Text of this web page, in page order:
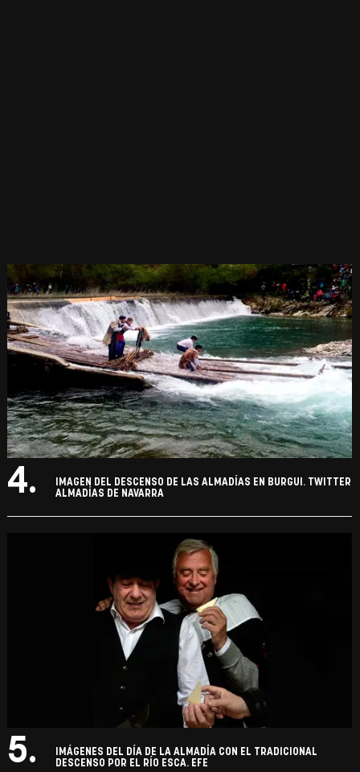
4.
IMAGEN DEL DESCENSO DE LAS ALMADÍAS EN BURGUI. TWITTER
ALMADÍAS DE NAVARRA
5.
IMÁGENES DEL DÍA DE LA ALMADÍA CON EL TRADICIONAL
DESCENSO POR EL RÍO ESCA. EFE